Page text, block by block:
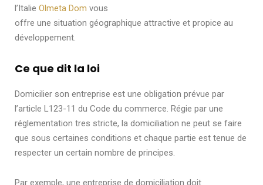
l’Italie Olmeta Dom vous
offre une situation géographique attractive et propice au
développement.
Ce que dit la loi
Domicilier son entreprise est une obligation prévue par
l’article L123-11 du Code du commerce. Régie par une
réglementation tres stricte, la domiciliation ne peut se faire
que sous certaines conditions et chaque partie est tenue de
respecter un certain nombre de principes.
Par exemple, une entreprise de domiciliation doit